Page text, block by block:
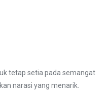
tetap setia pada semangat
narasi yang menarik.